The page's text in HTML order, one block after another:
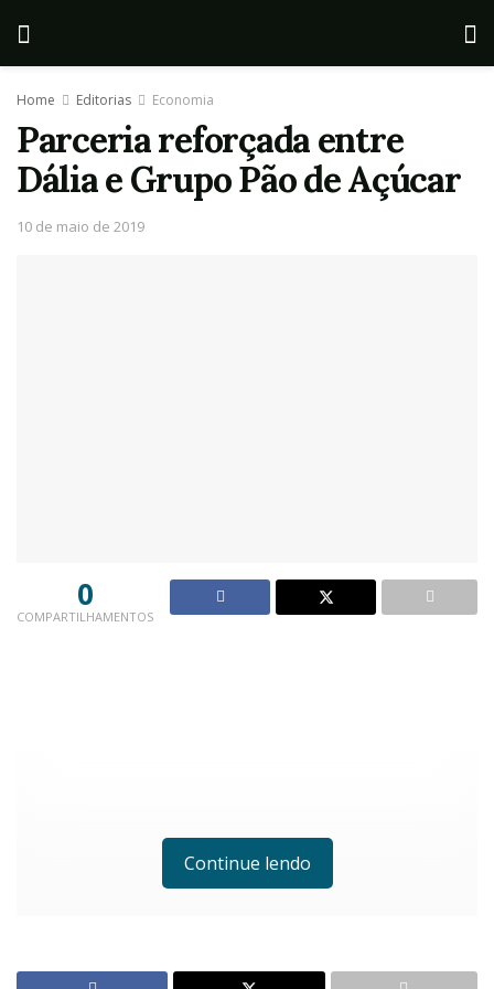
Home Editorias Economia
Parceria reforçada entre
Dália e Grupo Pão de Açúcar
10 de maio de 2019
0
COMPARTILHAMENTOS
Continue lendo